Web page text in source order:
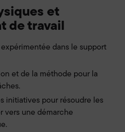
et
de travail
dans le support
et de la méthode pour la
initiatives pour résoudre les
vers une démarche